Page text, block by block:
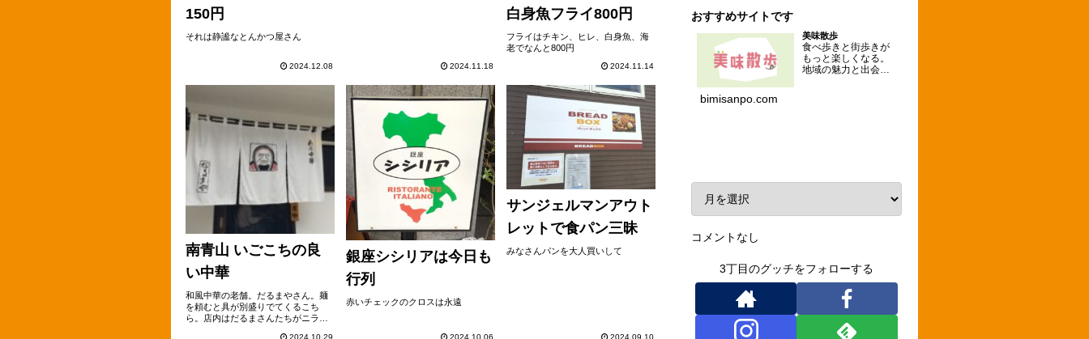
150円
それは静謐なとんかつ屋さん
2024.12.08 2024.11.18
白身魚フライ800円
フライはチキン、ヒレ、白身魚、海
老でなんと800円
2024.11.14
南青山 いごこちの良
い中華
和風中華の老舗。だるまやさん。麺
を頼むと具が別盛りでてくるこち
ら。店内はだるまさんたちがニラミ
2024.10.29
銀座シシリアは今日も
行列
赤いチェックのクロスは永遠
2024.10.06
サンジェルマンアウト
レットで食パン三昧
みなさんパンを大人買いして
2024.09.10
おすすめサイトです
美味散歩
食べ歩きと街歩きが
もっと楽しくなる。
地域の魅力と出会え
bimisanpo.com
コメントなし
3丁目のグッチをフォローする